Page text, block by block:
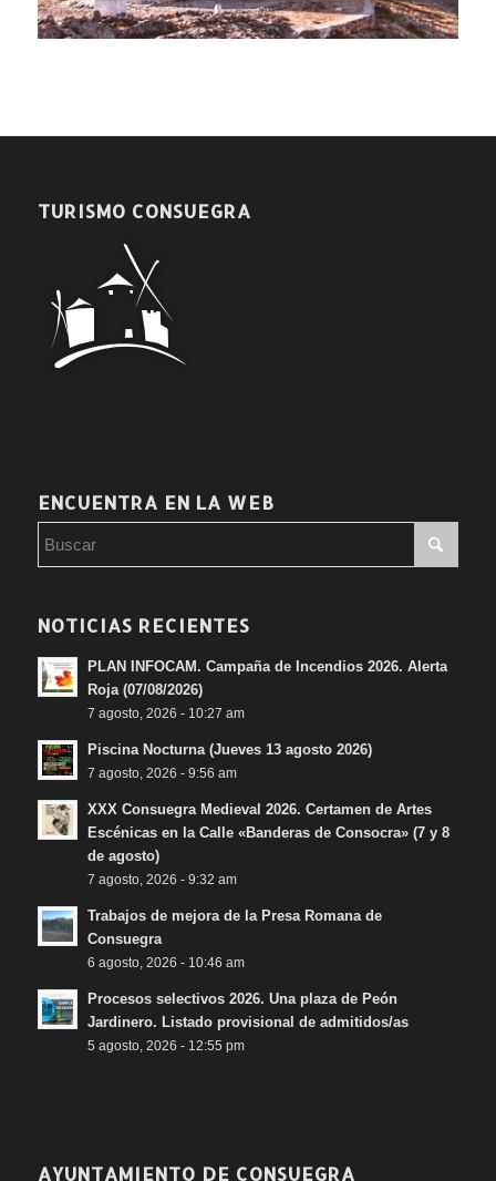
TURISMO CONSUEGRA
ENCUENTRA EN LA WEB
NOTICIAS RECIENTES
PLAN INFOCAM. Campaña de Incendios 2026. Alerta
Roja (07/08/2026)
7 agosto, 2026 - 10:27 am
Piscina Nocturna (Jueves 13 agosto 2026)
7 agosto, 2026 - 9:56 am
XXX Consuegra Medieval 2026. Certamen de Artes
Escénicas en la Calle «Banderas de Consocra» (7 y 8
de agosto)
7 agosto, 2026 - 9:32 am
Trabajos de mejora de la Presa Romana de
Consuegra
6 agosto, 2026 - 10:46 am
Procesos selectivos 2026. Una plaza de Peón
Jardinero. Listado provisional de admitidos/as
5 agosto, 2026 - 12:55 pm
AYUNTAMIENTO DE CONSUEGRA